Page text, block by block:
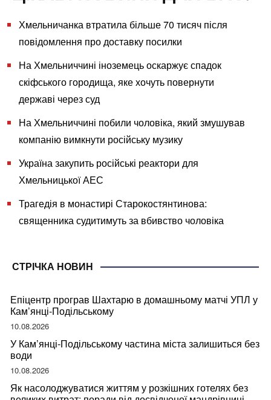
Хмельничанка втратила більше 70 тисяч після
повідомлення про доставку посилки
На Хмельниччині іноземець оскаржує спадок
скіфського городища, яке хочуть повернути
державі через суд
На Хмельниччині побили чоловіка, який змушував
компанію вимкнути російську музику
Україна закупить російські реактори для
Хмельницької АЕС
Трагедія в монастирі Старокостянтинова:
священника судитимуть за вбивство чоловіка
СТРІЧКА НОВИН
Епіцентр програв Шахтарю в домашньому матчі УПЛ у
Кам’янці-Подільському
10.08.2026
У Кам’янці-Подільському частина міста залишиться без
води
10.08.2026
Як насолоджуватися життям у розкішних готелях без